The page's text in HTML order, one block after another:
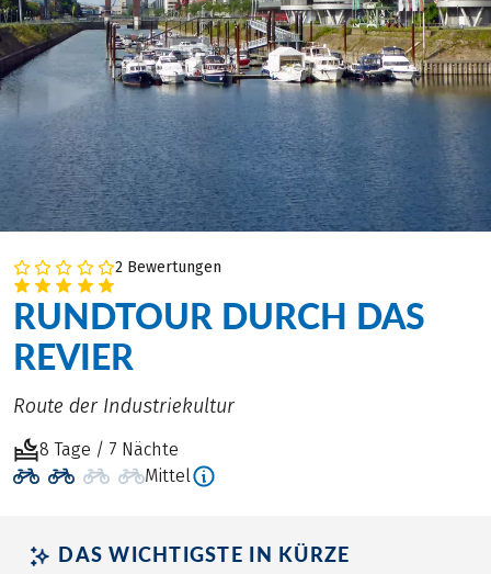
2 Bewertungen
RUNDTOUR DURCH DAS
REVIER
Route der Industriekultur
8 Tage / 7 Nächte
Mittel
DAS WICHTIGSTE IN KÜRZE